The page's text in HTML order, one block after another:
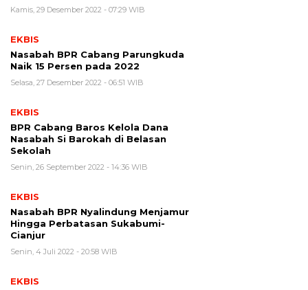
Kamis, 29 Desember 2022 - 07:29 WIB
EKBIS
Nasabah BPR Cabang Parungkuda
Naik 15 Persen pada 2022
Selasa, 27 Desember 2022 - 06:51 WIB
EKBIS
BPR Cabang Baros Kelola Dana
Nasabah Si Barokah di Belasan
Sekolah
Senin, 26 September 2022 - 14:36 WIB
EKBIS
Nasabah BPR Nyalindung Menjamur
Hingga Perbatasan Sukabumi-
Cianjur
Senin, 4 Juli 2022 - 20:58 WIB
EKBIS